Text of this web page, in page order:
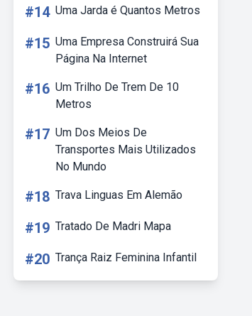
#14 Uma Jarda é Quantos Metros
#15 Uma Empresa Construirá Sua
Página Na Internet
#16 Um Trilho De Trem De 10
Metros
#17 Um Dos Meios De
Transportes Mais Utilizados
No Mundo
#18 Trava Linguas Em Alemão
#19 Tratado De Madri Mapa
#20 Trança Raiz Feminina Infantil